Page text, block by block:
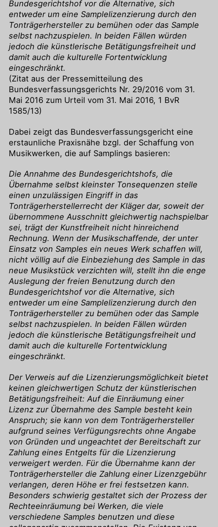
Bundesgerichtshof vor die Alternative, sich
entweder um eine Samplelizenzierung durch den
Tonträgerhersteller zu bemühen oder das Sample
selbst nachzuspielen. In beiden Fällen würden
jedoch die künstlerische Betätigungsfreiheit und
damit auch die kulturelle Fortentwicklung
eingeschränkt.
(Zitat aus der Pressemitteilung des
Bundesverfassungsgerichts Nr. 29/2016 vom 31.
Mai 2016 zum Urteil vom 31. Mai 2016, 1 BvR
1585/13)
Dabei zeigt das Bundesverfassungsgericht eine
erstaunliche Praxisnähe bzgl. der Schaffung von
Musikwerken, die auf Samplings basieren:
Die Annahme des Bundesgerichtshofs, die
Übernahme selbst kleinster Tonsequenzen stelle
einen unzulässigen Eingriff in das
Tonträgerherstellerrecht der Kläger dar, soweit der
übernommene Ausschnitt gleichwertig nachspielbar
sei, trägt der Kunstfreiheit nicht hinreichend
Rechnung. Wenn der Musikschaffende, der unter
Einsatz von Samples ein neues Werk schaffen will,
nicht völlig auf die Einbeziehung des Sample in das
neue Musikstück verzichten will, stellt ihn die enge
Auslegung der freien Benutzung durch den
Bundesgerichtshof vor die Alternative, sich
entweder um eine Samplelizenzierung durch den
Tonträgerhersteller zu bemühen oder das Sample
selbst nachzuspielen. In beiden Fällen würden
jedoch die künstlerische Betätigungsfreiheit und
damit auch die kulturelle Fortentwicklung
eingeschränkt.
Der Verweis auf die Lizenzierungsmöglichkeit bietet
keinen gleichwertigen Schutz der künstlerischen
Betätigungsfreiheit: Auf die Einräumung einer
Lizenz zur Übernahme des Sample besteht kein
Anspruch; sie kann von dem Tonträgerhersteller
aufgrund seines Verfügungsrechts ohne Angabe
von Gründen und ungeachtet der Bereitschaft zur
Zahlung eines Entgelts für die Lizenzierung
verweigert werden. Für die Übernahme kann der
Tonträgerhersteller die Zahlung einer Lizenzgebühr
verlangen, deren Höhe er frei festsetzen kann.
Besonders schwierig gestaltet sich der Prozess der
Rechteeinräumung bei Werken, die viele
verschiedene Samples benutzen und diese